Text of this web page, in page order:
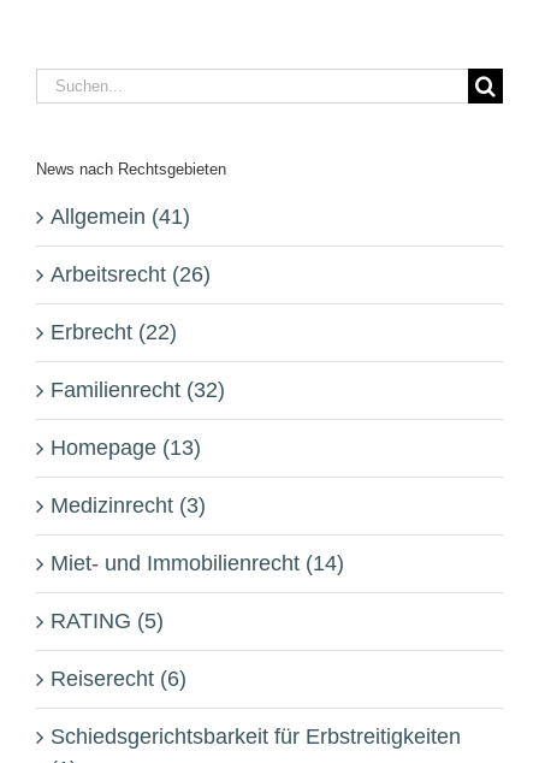
Suche
News nach Rechtsgebieten
Allgemein (41)
Arbeitsrecht (26)
Erbrecht (22)
Familienrecht (32)
Homepage (13)
Medizinrecht (3)
Miet- und Immobilienrecht (14)
RATING (5)
Reiserecht (6)
Schiedsgerichtsbarkeit für Erbstreitigkeiten